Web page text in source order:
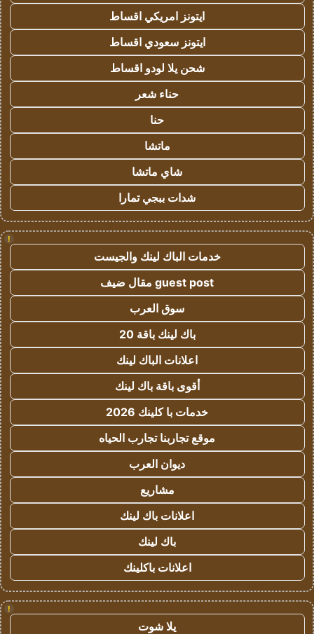
ايتونز امريكي اقساط
ايتونز سعودي اقساط
شحن يلا لودو اقساط
حناء شعر
حنا
ماتشا
شاي ماتشا
شدات ببجي تمارا
!
خدمات الباك لينك والجيست
guest post مقال ضيف
سوق العرب
باك لينك باقة 20
اعلانات الباك لينك
أقوى باقة باك لينك
خدمات با كلينك 2026
موقع تجاربنا تجارب الحياه
ديوان العرب
مشاريع
اعلانات باك لينك
باك لينك
اعلانات باكلينك
!
يلا شوت